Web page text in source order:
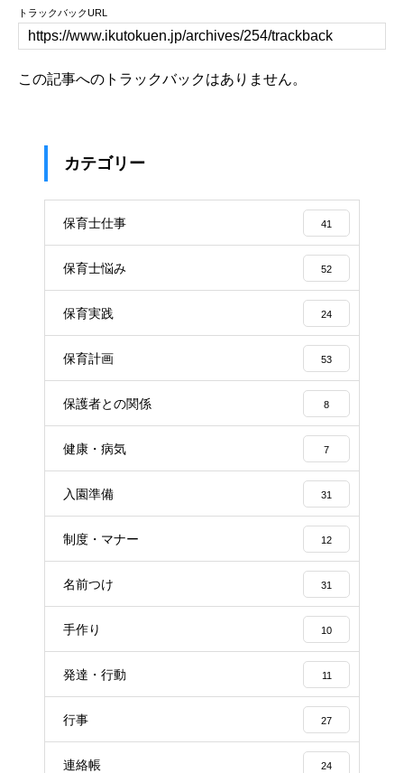
トラックバックURL
この記事へのトラックバックはありません。
カテゴリー
保育士仕事 41
保育士悩み 52
保育実践 24
保育計画 53
保護者との関係 8
健康・病気 7
入園準備 31
制度・マナー 12
名前つけ 31
手作り 10
発達・行動 11
行事 27
連絡帳 24